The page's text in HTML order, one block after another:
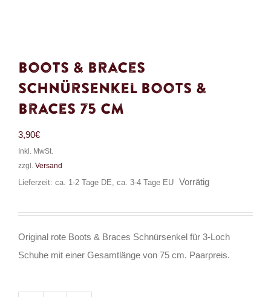
Boots & Braces
Schnürsenkel Boots &
Braces 75 cm
3,90€
Inkl. MwSt.
zzgl. Versand
Lieferzeit: ca. 1-2 Tage DE, ca. 3-4 Tage EU
Vorrätig
Original rote Boots & Braces Schnürsenkel für 3-Loch
Schuhe mit einer Gesamtlänge von 75 cm. Paarpreis.